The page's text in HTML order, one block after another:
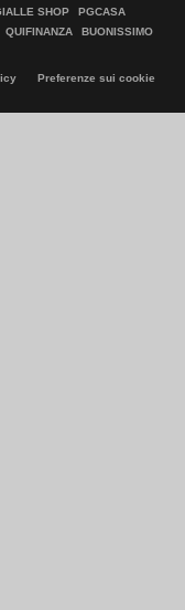
SHOP
PGCASA
QUIFINANZA
BUONISSIMO
Preferenze sui cookie